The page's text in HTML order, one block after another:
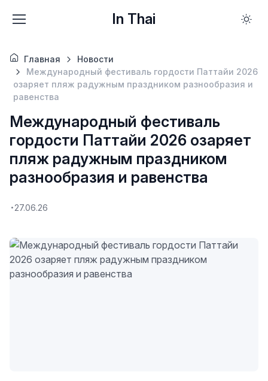
In Thai
Главная
Новости
Международный фестиваль гордости Паттайи 2026
озаряет пляж радужным праздником разнообразия и
равенства
Международный фестиваль
гордости Паттайи 2026 озаряет
пляж радужным праздником
разнообразия и равенства
27.06.26